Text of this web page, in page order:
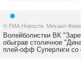
© РИА Новости. Михаил
Волейболистки ВК
обыграв столичное
плей-офф Суперлиги со